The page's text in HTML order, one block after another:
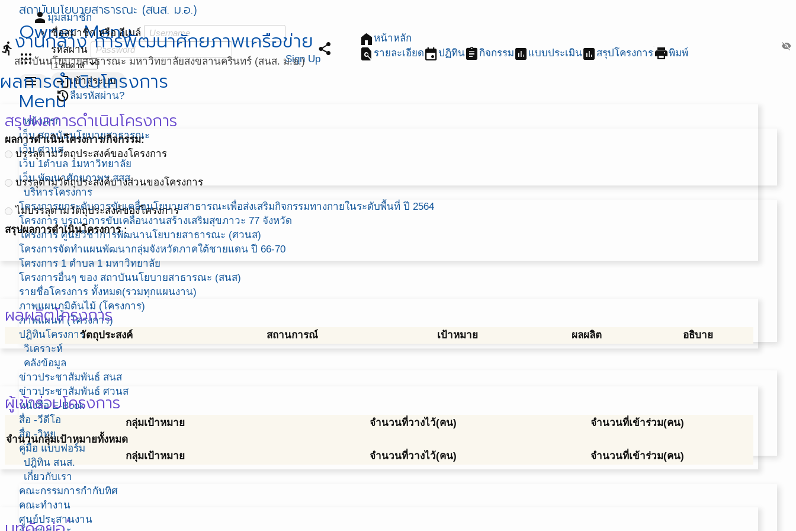
สถาบันนโยบายสาธารณะ (สนส. ม.อ.)
Owner Menu
apps
personมุมสมาชิก
ชื่อสมาชิก หรือ อีเมล์
รหัสผ่าน
visibility_off
loginเข้าสู่ระบบ
restoreลืมรหัสผ่าน?
Sign Up
menu
Menu
หน้าแรก
เว็บ สถาบันนโยบายสาธารณะ
เว็บ ศวนส.
เว็บ 1ตำบล 1มหาวิทยาลัย
เว็บ พัฒนาศักยภาพฯ สสส.
บริหารโครงการ
โครงการยกระดับการขับเคลื่อนโยบายสาธารณะเพื่อส่งเสริมกิจกรรมทางกายในระดับพื้นที่ ปี 2564
โครงการ บูรณาการขับเคลื่อนงานสร้างเสริมสุขภาวะ 77 จังหวัด
โครงการ ศูนย์วิชาการพัฒนานโยบายสาธารณะ (ศวนส)
โครงการจัดทำแผนพัฒนากลุ่มจังหวัดภาคใต้ชายแดน ปี 66-70
โครงการ 1 ตำบล 1 มหาวิทยาลัย
โครงการอื่นๆ ของ สถาบันนโยบายสาธารณะ (สนส)
รายชื่อโครงการ ทั้งหมด(รวมทุกแผนงาน)
ภาพแผนภูมิต้นไม้ (โครงการ)
ภาพแผนที่ (โครงการ)
ปฎิทินโครงการ
วิเคราะห์
คลังข้อมูล
ข่าวประชาสัมพันธ์ สนส
ข่าวประชาสัมพันธ์ ศวนส
หนังสือ E-Book
สื่อ -วีดีโอ
สื่อ -วิทยุ
คู่มือ แบบฟอร์ม
ปฎิทิน สนส.
เกี่ยวกับเรา
คณะกรรมการกำกับทิศ
คณะทำงาน
ศูนย์ประสานงาน
directions_run งานกลาง การพัฒนาศักยภาพเครือข่าย
สถาบันนโยบายสาธารณะ มหาวิทยาลัยสงขลานครินทร์ (สนส. ม.อ.)
share
home หน้าหลัก
find_in_page รายละเอียดeventปฏิทินassignmentกิจกรรมassessment แบบประเมินassessment สรุปโครงการprintพิมพ์
ผลการดำเนินโครงการ
สรุปผลการดำเนินโครงการ
ผลการดำเนินโครงการ/กิจกรรม:
บรรลุตามวัตถุประสงค์ของโครงการ
บรรลุตามวัตถุประสงค์บางส่วนของโครงการ
ไม่บรรลุตามวัตถุประสงค์ของโครงการ
สรุปผลการดำเนินโครงการ :
ผลผลิตโครงการ
วัตถุประสงค์ สถานการณ์ เป้าหมาย ผลผลิต อธิบาย
ผู้เข้าร่วมโครงการ
กลุ่มเป้าหมาย จำนวนที่วางไว้(คน)
จำนวนที่เข้าร่วม(คน)
จำนวนกลุ่มเป้าหมายทั้งหมด
กลุ่มเป้าหมาย
จำนวนที่วางไว้(คน) จำนวนที่เข้าร่วม(คน)
*